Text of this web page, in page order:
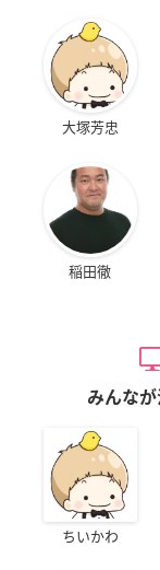
大塚芳忠
稲田徹
みんな
ちいかわ